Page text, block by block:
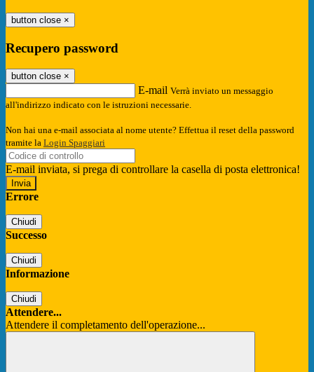
button close ×
Recupero password
button close ×
E-mail Verrà inviato un messaggio
all'indirizzo indicato con le istruzioni necessarie.
Non hai una e-mail associata al nome utente? Effettua il reset della password
tramite la Login Spaggiari
E-mail inviata, si prega di controllare la casella di posta elettronica!
Errore
Chiudi
Successo
Chiudi
Informazione
Chiudi
Attendere...
Attendere il completamento dell'operazione...